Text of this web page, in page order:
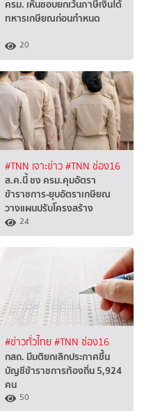
ครม. เห็นชอบยกเว้นภาษีเงินได้
ทหารเกษียณก่อนกำหนด
20
#TNN เจาะข่าว#TNN ช่อง16
ส.ค.นี้ ชง ครม.คุมอัตรา
ข้าราชการ-ยุบอัตราเกษียณ
วางแผนปรับโครงสร้าง
24
#ข่าวทั่วไทย#TNN ช่อง16
กสถ. มีมติยกเลิกประกาศขึ้น
บัญชีข้าราชการท้องถิ่น 5,924
คน
50